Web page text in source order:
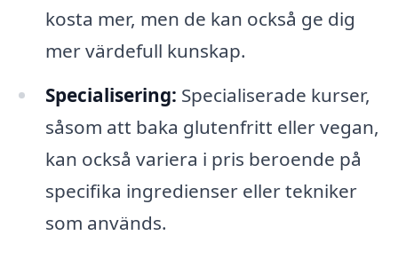
kosta mer, men de kan också ge dig
mer värdefull kunskap.
Specialisering: Specialiserade kurser,
såsom att baka glutenfritt eller vegan,
kan också variera i pris beroende på
specifika ingredienser eller tekniker
som används.